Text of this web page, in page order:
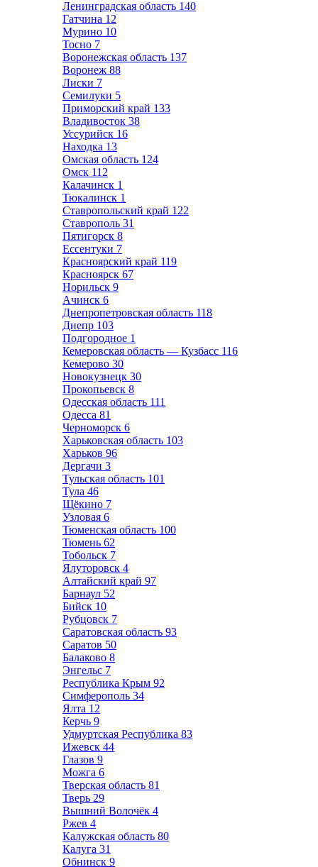
Ленинградская область 140
Гатчина 12
Мурино 10
Тосно 7
Воронежская область 137
Воронеж 88
Лиски 7
Семилуки 5
Приморский край 133
Владивосток 38
Уссурийск 16
Находка 13
Омская область 124
Омск 112
Калачинск 1
Тюкалинск 1
Ставропольский край 122
Ставрополь 31
Пятигорск 8
Ессентуки 7
Красноярский край 119
Красноярск 67
Норильск 9
Ачинск 6
Днепропетровская область 118
Днепр 103
Подгородное 1
Кемеровская область — Кузбасс 116
Кемерово 30
Новокузнецк 30
Прокопьевск 8
Одесская область 111
Одесса 81
Черноморск 6
Харьковская область 103
Харьков 96
Дергачи 3
Тульская область 101
Тула 46
Щёкино 7
Узловая 6
Тюменская область 100
Тюмень 62
Тобольск 7
Ялуторовск 4
Алтайский край 97
Барнаул 52
Бийск 10
Рубцовск 7
Саратовская область 93
Саратов 50
Балаково 8
Энгельс 7
Республика Крым 92
Симферополь 34
Ялта 12
Керчь 9
Удмуртская Республика 83
Ижевск 44
Глазов 9
Можга 6
Тверская область 81
Тверь 29
Вышний Волочёк 4
Ржев 4
Калужская область 80
Калуга 31
Обнинск 9